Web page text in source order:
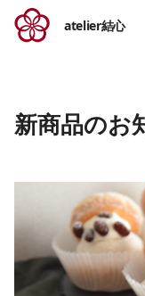
atelier結心
新商品の